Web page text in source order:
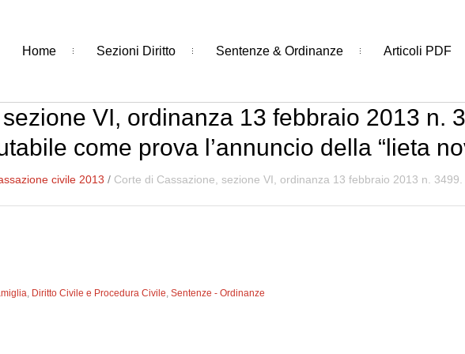
Home Sezioni Diritto Sentenze & Ordinanze Articoli PDF
VI, ordinanza 13 febbraio 2013 n.
come prova l’annuncio della “lieta
civile 2013 / Corte di Cassazione, sezione VI, ordinanza 13 febbraio 2013 n.
, Diritto Civile e Procedura Civile,Sentenze - Ordinanze